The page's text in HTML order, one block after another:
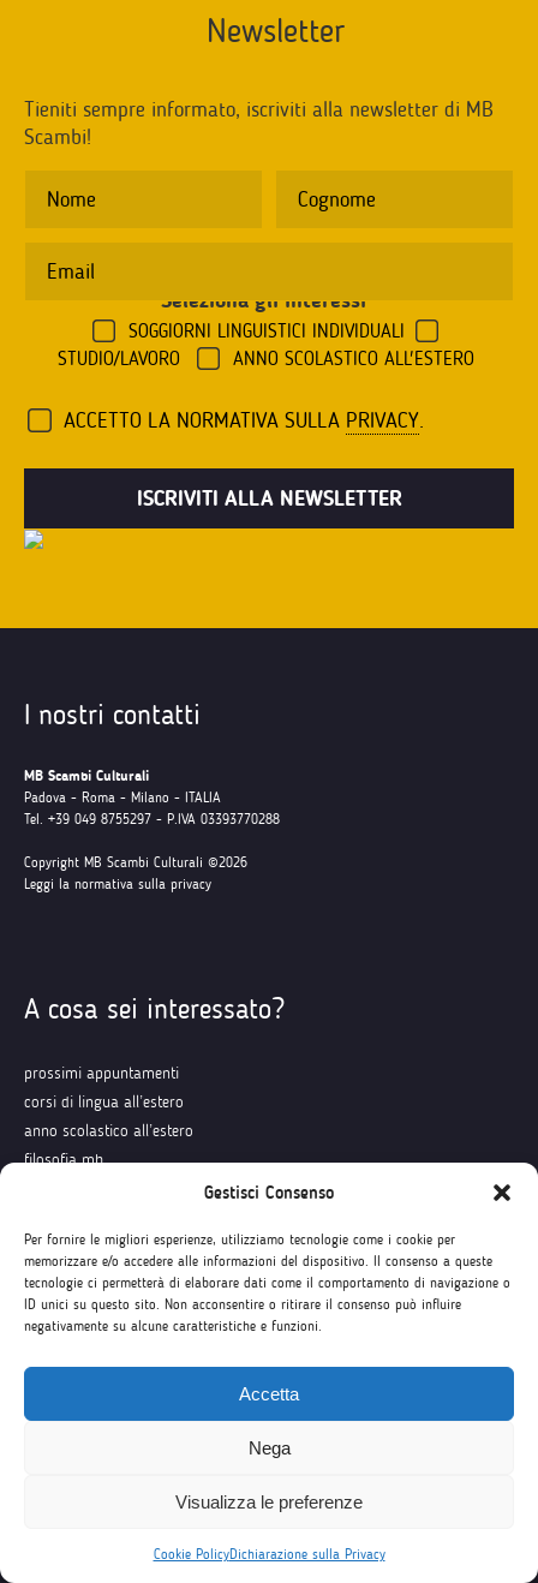
Gestisci Consenso
Per fornire le migliori esperienze, utilizziamo tecnologie come i cookie per
memorizzare e/o accedere alle informazioni del dispositivo. Il consenso a queste
tecnologie ci permetterà di elaborare dati come il comportamento di navigazione o
ID unici su questo sito. Non acconsentire o ritirare il consenso può influire
negativamente su alcune caratteristiche e funzioni.
Accetta
Nega
Visualizza le preferenze
Cookie PolicyDichiarazione sulla Privacy
Newsletter
Tieniti sempre informato, iscriviti alla newsletter di MB
Scambi!
Seleziona gli interessi
SOGGIORNI LINGUISTICI INDIVIDUALI
STUDIO/LAVORO
ANNO SCOLASTICO ALL'ESTERO
ACCETTO LA NORMATIVA SULLA PRIVACY.
I nostri contatti
MB Scambi Culturali
Padova - Roma - Milano - ITALIA
Tel. +39 049 8755297 - P.IVA 03393770288
Copyright MB Scambi Culturali ©2026
Leggi la normativa sulla privacy
A cosa sei interessato?
prossimi appuntamenti
corsi di lingua all’estero
anno scolastico all’estero
filosofia mb
Seguici su